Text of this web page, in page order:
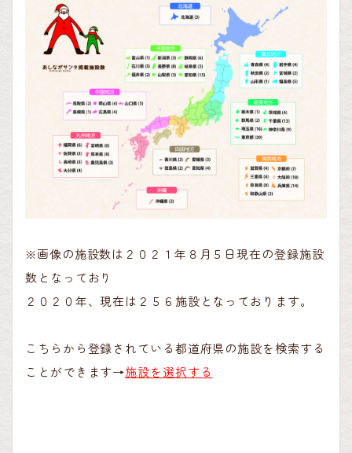
※画像の施設数は２０２１年８月５日現在の登録施設
数となっており
２０２０年、現在は２５６施設となっております。
こちらから登録されている都道府県の施設を検索する
ことができます→施設を選択する